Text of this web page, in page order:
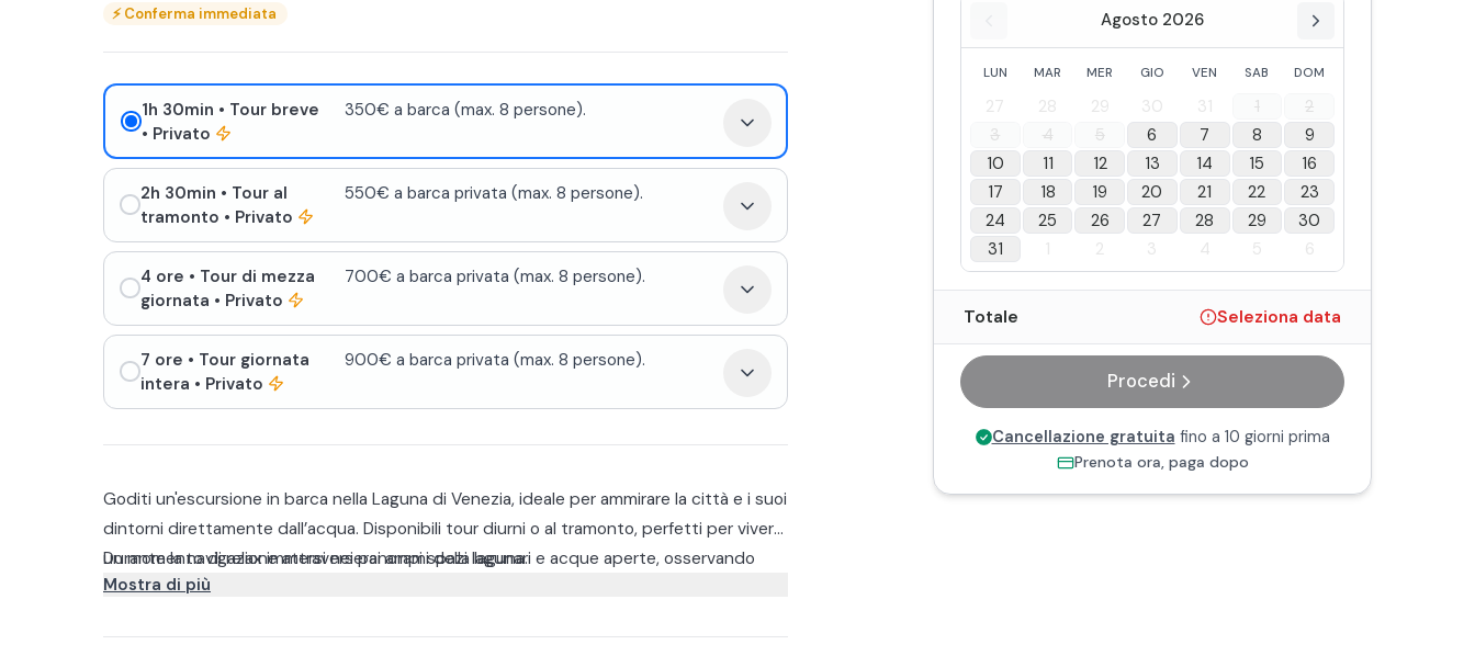
⚡Conferma immediata
1h 30min • Tour breve
• Privato
350€ a barca (max. 8 persone).
2h 30min • Tour al
tramonto • Privato
550€ a barca privata (max. 8 persone).
4 ore • Tour di mezza
giornata • Privato
700€ a barca privata (max. 8 persone).
7 ore • Tour giornata
intera • Privato
900€ a barca privata (max. 8 persone).
Goditi un'escursione in barca nella Laguna di Venezia, ideale per ammirare la città e i suoi
dintorni direttamente dall’acqua. Disponibili tour diurni o al tramonto, perfetti per vivere
un momento di relax immersi nei panorami della laguna.
Durante la navigazione attraverserai ampi spazi lagunari e acque aperte, osservando
Venezia da una prospettiva insolita e suggestiva. Questo tour è pensato per chi
Mostra di più
Agosto 2026
LUN MAR MER GIO VEN SAB DOM
27 28 29 30 31 1
2
3
4 5 6 7 8
9
10
11 12 13 14 15
16
17
18 19 20 21 22
23
24
25 26 27 28 29
30
31
1 2 3 4 5 6
Totale Seleziona data
Procedi
Cancellazione gratuita fino a 10 giorni prima
Prenota ora, paga dopo